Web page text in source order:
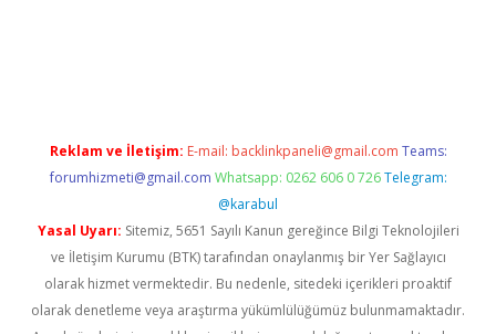
Reklam ve İletişim: E-mail: backlinkpaneli@gmail.com Teams:
forumhizmeti@gmail.com Whatsapp: 0262 606 0 726 Telegram:
@karabul
Yasal Uyarı: Sitemiz, 5651 Sayılı Kanun gereğince Bilgi Teknolojileri
ve İletişim Kurumu (BTK) tarafından onaylanmış bir Yer Sağlayıcı
olarak hizmet vermektedir. Bu nedenle, sitedeki içerikleri proaktif
olarak denetleme veya araştırma yükümlülüğümüz bulunmamaktadır.